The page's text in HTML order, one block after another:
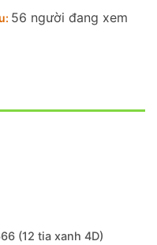
56 người đang xem
(12 tia xanh 4D)